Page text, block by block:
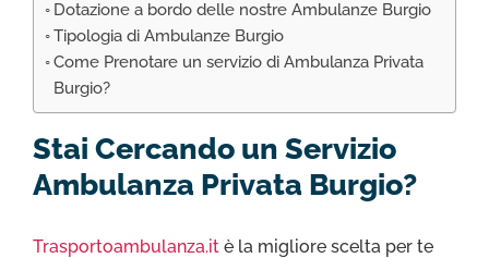
Dotazione a bordo delle nostre Ambulanze Burgio
Tipologia di Ambulanze Burgio
Come Prenotare un servizio di Ambulanza Privata
Burgio?
Stai Cercando un Servizio
Ambulanza Privata Burgio?
Trasportoambulanza.it è la migliore scelta per te